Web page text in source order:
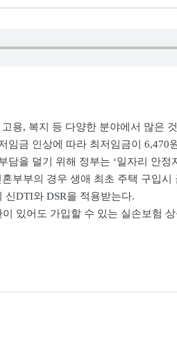
용, 복지 등 다양한 분야에서 많은
임금 인상에 따라 최저임금이 6,470
담을 덜기 위해 정부는 ‘일자리 안정
부부의 경우 생애 최초 주택 구입
신DTI와 DSR을 적용받는다.
있어도 가입할 수 있는 실손보험